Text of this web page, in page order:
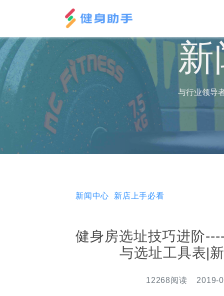
新
与行业领导
新闻中心 新店上手必看
健身房选址技巧进阶
与选址工具表|
12268阅读 2019-